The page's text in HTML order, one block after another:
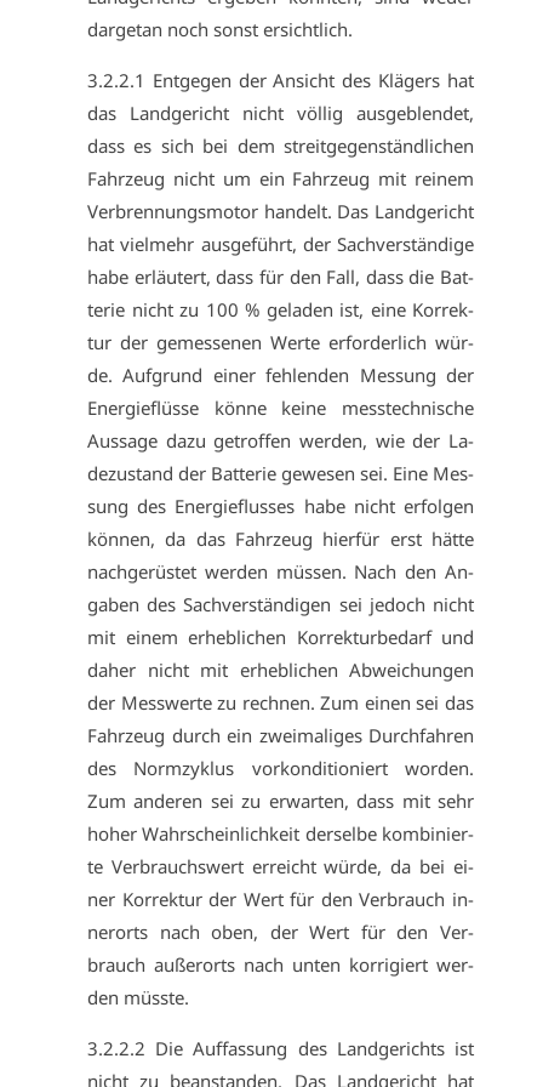
dar­ge­tan noch sonst er­sicht­lich.
3.​2.​2.​1 Ent­ge­gen der An­sicht des Klä­gers hat
das Land­ge­richt nicht völ­lig aus­ge­blen­det,
dass es sich bei dem streit­ge­gen­ständ­li­chen
Fahr­zeug nicht um ein Fahr­zeug mit rei­nem
Ver­bren­nungs­mo­tor han­delt. Das Land­ge­richt
hat viel­mehr aus­ge­führt, der Sach­ver­stän­di­ge
ha­be er­läu­tert, dass für den Fall, dass die Bat­
te­rie nicht zu 100 % ge­la­den ist, ei­ne Kor­rek­
tur der ge­mes­se­nen Wer­te er­for­der­lich wür­
de. Auf­grund ei­ner feh­len­den Mes­sung der
En­er­gieflüs­se kön­ne kei­ne mess­tech­ni­sche
Aus­sa­ge da­zu ge­trof­fen wer­den, wie der La­
de­zu­stand der Bat­te­rie ge­we­sen sei. Ei­ne Mes­
sung des En­er­gie­flus­ses ha­be nicht er­fol­gen
kön­nen, da das Fahr­zeug hier­für erst hät­te
nach­ge­rüs­tet wer­den müs­sen. Nach den An­
ga­ben des Sach­ver­stän­di­gen sei je­doch nicht
mit ei­nem er­heb­li­chen Kor­rek­tur­be­darf und
da­her nicht mit er­heb­li­chen Ab­wei­chun­gen
der Mess­wer­te zu rech­nen. Zum ei­nen sei das
Fahr­zeug durch ein zwei­ma­li­ges Durch­fah­ren
des Norm­zy­klus vor­kon­di­tio­niert wor­den.
Zum an­de­ren sei zu er­war­ten, dass mit sehr
ho­her Wahr­schein­lich­keit der­sel­be kom­bi­nier­
te Ver­brauchs­wert er­reicht wür­de, da bei ei­
ner Kor­rek­tur der Wert für den Ver­brauch in­
ner­orts nach oben, der Wert für den Ver­
brauch au­ßer­orts nach un­ten kor­ri­giert wer­
den müss­te.
3.​2.​2.​2 Die Auf­fas­sung des Land­ge­richts ist
nicht zu be­an­stan­den. Das Land­ge­richt hat